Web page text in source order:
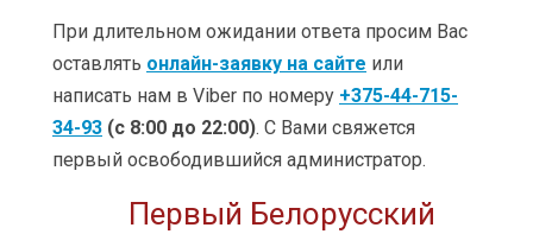
ЦЕНЫ
ОБУЧЕНИЕ
При длительном ожидании ответа просим Вас
оставлять онлайн-заявку на сайте или
написать нам в Viber по номеру +375-44-715-
34-93 (с 8:00 до 22:00). С Вами свяжется
первый освободившийся администратор.
Первый Белорусский